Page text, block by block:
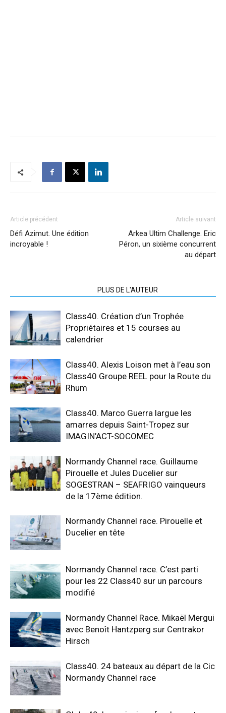
Article précédent
Défi Azimut. Une édition
incroyable !
Article suivant
Arkea Ultim Challenge. Eric
Péron, un sixième concurrent
au départ
PLUS DE L'AUTEUR
Class40. Création d’un Trophée
Propriétaires et 15 courses au
calendrier
Class40. Alexis Loison met à l’eau son
Class40 Groupe REEL pour la Route du
Rhum
Class40. Marco Guerra largue les
amarres depuis Saint-Tropez sur
IMAGIN’ACT-SOCOMEC
Normandy Channel race. Guillaume
Pirouelle et Jules Ducelier sur
SOGESTRAN – SEAFRIGO vainqueurs
de la 17ème édition.
Normandy Channel race. Pirouelle et
Ducelier en tête
Normandy Channel race. C’est parti
pour les 22 Class40 sur un parcours
modifié
Normandy Channel Race. Mikaël Mergui
avec Benoît Hantzperg sur Centrakor
Hirsch
Class40. 24 bateaux au départ de la Cic
Normandy Channel race